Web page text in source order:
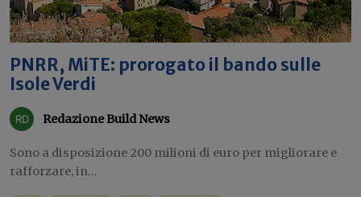
PNRR, MiTE: prorogato il bando sulle
Isole Verdi
Redazione Build News
Sono a disposizione 200 milioni di euro per migliorare e
rafforzare, in...